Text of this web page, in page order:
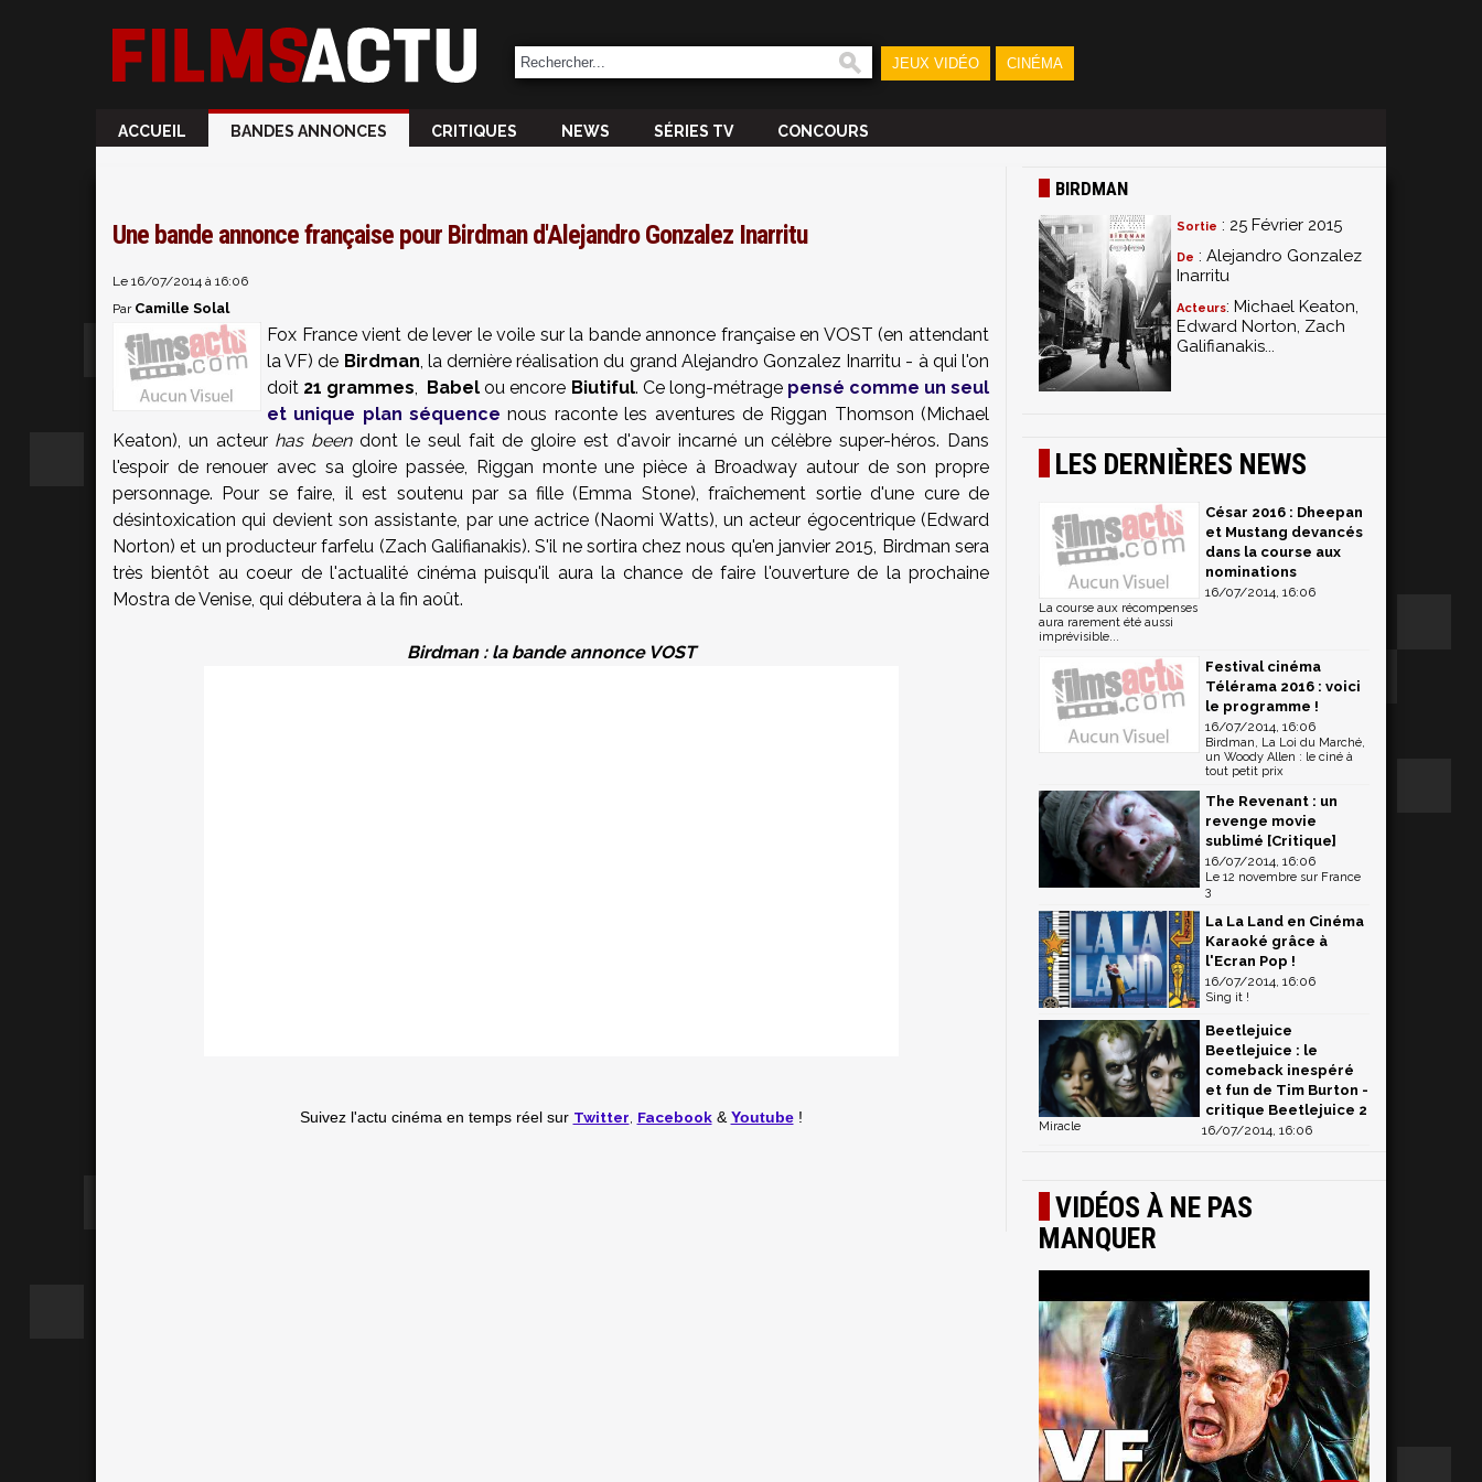
JEUX VIDÉO CINÉMA
ACCUEIL BANDES ANNONCES CRITIQUES NEWS SÉRIES TV CONCOURS
Une bande annonce française pour Birdman d'Alejandro Gonzalez Inarritu
Le 16/07/2014 à 16:06
Par Camille Solal
Fox France vient de lever le voile sur la bande annonce française en VOST (en attendant
la VF) de Birdman, la dernière réalisation du grand Alejandro Gonzalez Inarritu - à qui l'on
doit 21 grammes, Babel ou encore Biutiful. Ce long-métrage pensé comme un seul
et unique plan séquence nous raconte les aventures de Riggan Thomson (Michael
Keaton), un acteur has beendont le seul fait de gloire est d'avoir incarné un célèbre super-héros. Dans
l'espoir de renouer avec sa gloire passée, Riggan monte une pièce à Broadway autour de son propre
personnage. Pour se faire, il est soutenu par sa fille (Emma Stone), fraîchement sortie d'une cure de
désintoxication qui devient son assistante, par une actrice (Naomi Watts), un acteur égocentrique (Edward
Norton) et un producteur farfelu (Zach Galifianakis). S'il ne sortira chez nous qu'en janvier 2015, Birdman sera
très bientôt au coeur de l'actualité cinéma puisqu'il aura la chance de faire l'ouverture de la prochaine
Mostra de Venise, qui débutera à la fin août.
Birdman : la bande annonce VOST
Suivez l'actu cinéma en temps réel sur Twitter Facebook& Youtube!
BIRDMAN
Sortie : 25 Février 2015
De : Alejandro Gonzalez
Inarritu
Acteurs: Michael Keaton,
Edward Norton, Zach
Galifianakis...
LES DERNIÈRES NEWS
César 2016 : Dheepan
et Mustang devancés
dans la course aux
nominations
16/07/2014, 16:06
La course aux récompenses
aura rarement été aussi
imprévisible...
Festival cinéma
Télérama 2016 : voici
le programme !
16/07/2014, 16:06
Birdman, La Loi du Marché,
un Woody Allen : le ciné à
tout petit prix
The Revenant : un
revenge movie
sublimé [Critique]
16/07/2014, 16:06
Le 12 novembre sur France
3
La La Land en Cinéma
Karaoké grâce à
l'Ecran Pop !
16/07/2014, 16:06
Sing it !
Beetlejuice
Beetlejuice : le
comeback inespéré
et fun de Tim Burton -
critique Beetlejuice 2
16/07/2014, 16:06
Miracle
VIDÉOS À NE PAS
MANQUER